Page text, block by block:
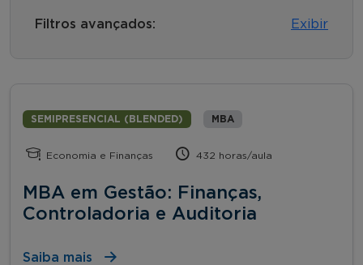
Filtros avançados: Exibir
SEMIPRESENCIAL (BLENDED) MBA
Economia e Finanças 432 horas/aula
MBA em Gestão: Finanças,
Controladoria e Auditoria
Saiba mais